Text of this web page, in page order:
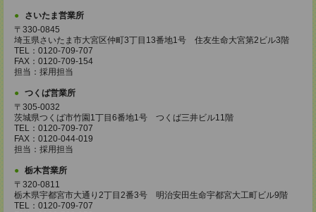
さいたま営業所
〒330-0845
埼玉県さいたま市大宮区仲町3丁目13番地1号 住友生命大宮第2ビル3階
TEL：0120-709-707
FAX：0120-709-154
担当：採用担当
つくば営業所
〒305-0032
茨城県つくば市竹園1丁目6番地1号 つくば三井ビル11階
TEL：0120-709-707
FAX：0120-044-019
担当：採用担当
栃木営業所
〒320-0811
栃木県宇都宮市大通り2丁目2番3号 明治安田生命宇都宮大工町ビル9階
TEL：0120-709-707